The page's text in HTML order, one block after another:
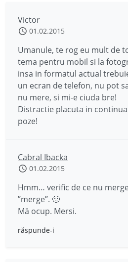
Victor
01.02.2015
Umanule, te rog eu mult de
tema pentru mobil si la
insa in formatul actual
un ecran de telefon, nu pot
nu mere, si mi-e ciuda bre!
Distractie placuta in
poze!
Cabral Ibacka
01.02.2015
Hmm… verific de ce nu
”merge”. 🙂
Mă ocup. Mersi.
răspunde-i